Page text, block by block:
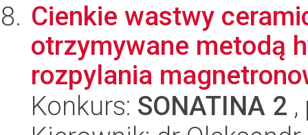
Cienkie wastwy
otrzymywane metodą
rozpylania
Konkurs: SONATINA 2